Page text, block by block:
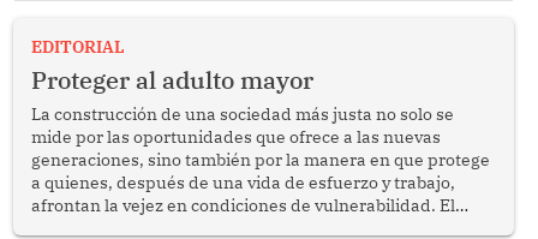
EDITORIAL
Proteger al adulto mayor
La construcción de una sociedad más justa no solo se
mide por las oportunidades que ofrece a las nuevas
generaciones, sino también por la manera en que protege
a quienes, después de una vida de esfuerzo y trabajo,
afrontan la vejez en condiciones de vulnerabilidad. El